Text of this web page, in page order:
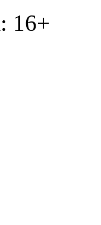
16+